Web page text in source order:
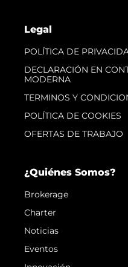
Legal
POLÍTICA DE
DECLARACIÓN EN
MODERNA
TERMINOS Y
POLÍTICA DE COOKIES
OFERTAS DE TRABAJO
¿Quiénes Somos?
Brokerage
Charter
Noticias
Eventos